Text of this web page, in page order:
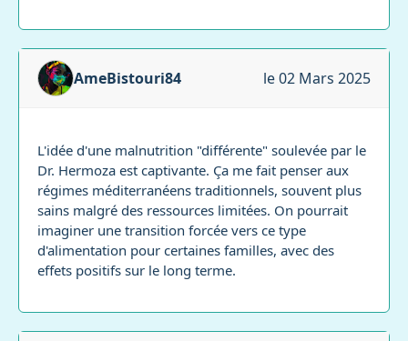
AmeBistouri84 le 02 Mars 2025
L'idée d'une malnutrition "différente" soulevée par le
Dr. Hermoza est captivante. Ça me fait penser aux
régimes méditerranéens traditionnels, souvent plus
sains malgré des ressources limitées. On pourrait
imaginer une transition forcée vers ce type
d'alimentation pour certaines familles, avec des
effets positifs sur le long terme.